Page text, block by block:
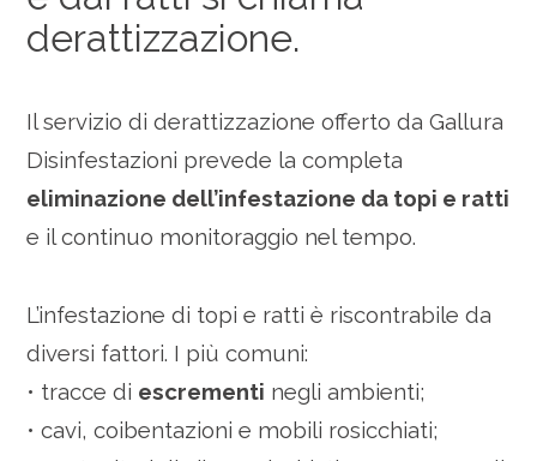
derattizzazione.
Il servizio di derattizzazione offerto da Gallura
Disinfestazioni prevede la completa
eliminazione dell’infestazione da topi e ratti
e il continuo monitoraggio nel tempo.
L’infestazione di topi e ratti è riscontrabile da
diversi fattori. I più comuni:
• tracce di escrementi negli ambienti;
• cavi, coibentazioni e mobili rosicchiati;